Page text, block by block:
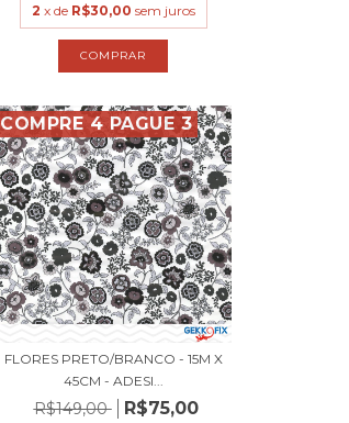
2 x de R$30,00 sem juros
COMPRE 4 PAGUE 3
FLORES PRETO/BRANCO - 15M X
45CM - ADESI...
R$149,00 R$75,00